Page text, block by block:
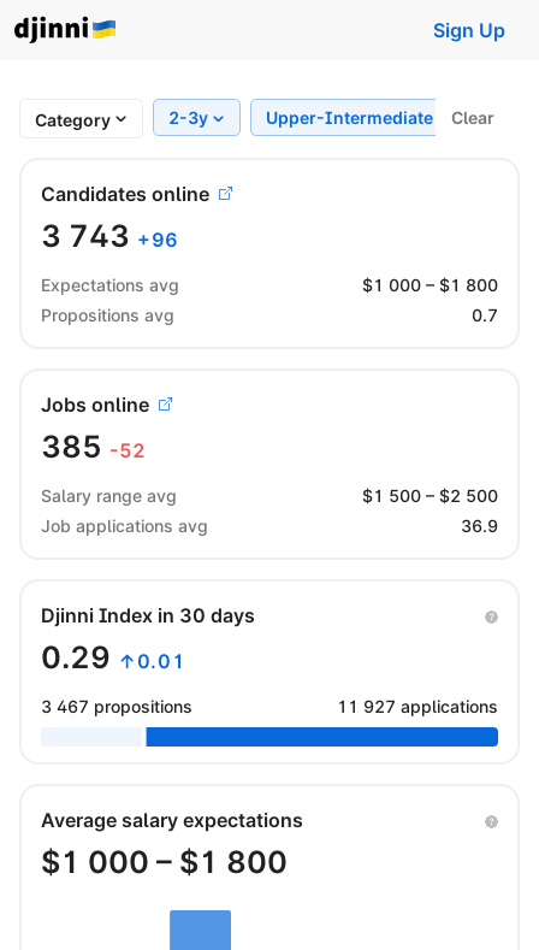
Sign Up
Category 2-3y Upper-Intermediate Clear
Candidates online
3 743 +96
Expectations avg $1 000 – $1 800
Propositions avg
0.7
Jobs online
385 -52
Salary range avg $1 500 – $2 500
Job applications avg
36.9
Djinni Index in 30 days
0.29 ↑0.01
3 467 propositions 11 927 applications
Average salary expectations
$1 000 – $1 800